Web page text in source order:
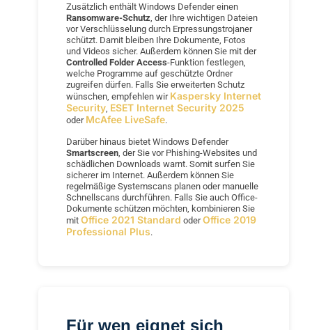
Zusätzlich enthält Windows Defender einen
Ransomware-Schutz , der Ihre wichtigen Dateien
vor Verschlüsselung durch Erpressungstrojaner
schützt. Damit bleiben Ihre Dokumente, Fotos
und Videos sicher. Außerdem können Sie mit der
Controlled Folder Access-Funktion festlegen,
welche Programme auf geschützte Ordner
zugreifen dürfen. Falls Sie erweiterten Schutz
wünschen, empfehlen wir Kaspersky Internet
Security ESET Internet Security 2025
oder McAfee LiveSafe.
Darüber hinaus bietet Windows Defender
Smartscreen , der Sie vor Phishing-Websites und
schädlichen Downloads warnt. Somit surfen Sie
sicherer im Internet. Außerdem können Sie
regelmäßige Systemscans planen oder manuelle
Schnellscans durchführen. Falls Sie auch Office-
Dokumente schützen möchten, kombinieren Sie
mit Office 2021 Standard oderOffice 2019
Professional Plus.
Für wen eignet sich